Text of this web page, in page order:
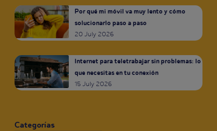
Por qué mi móvil va muy lento y cómo
solucionarlo paso a paso
20 July 2026
Internet para teletrabajar sin problemas: lo
que necesitas en tu conexión
15 July 2026
Categorías